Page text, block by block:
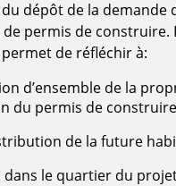
dépôt de la demande
de permis de construire.
de réfléchir à:
d’ensemble de la
du permis de construire
de la future
dans le quartier du